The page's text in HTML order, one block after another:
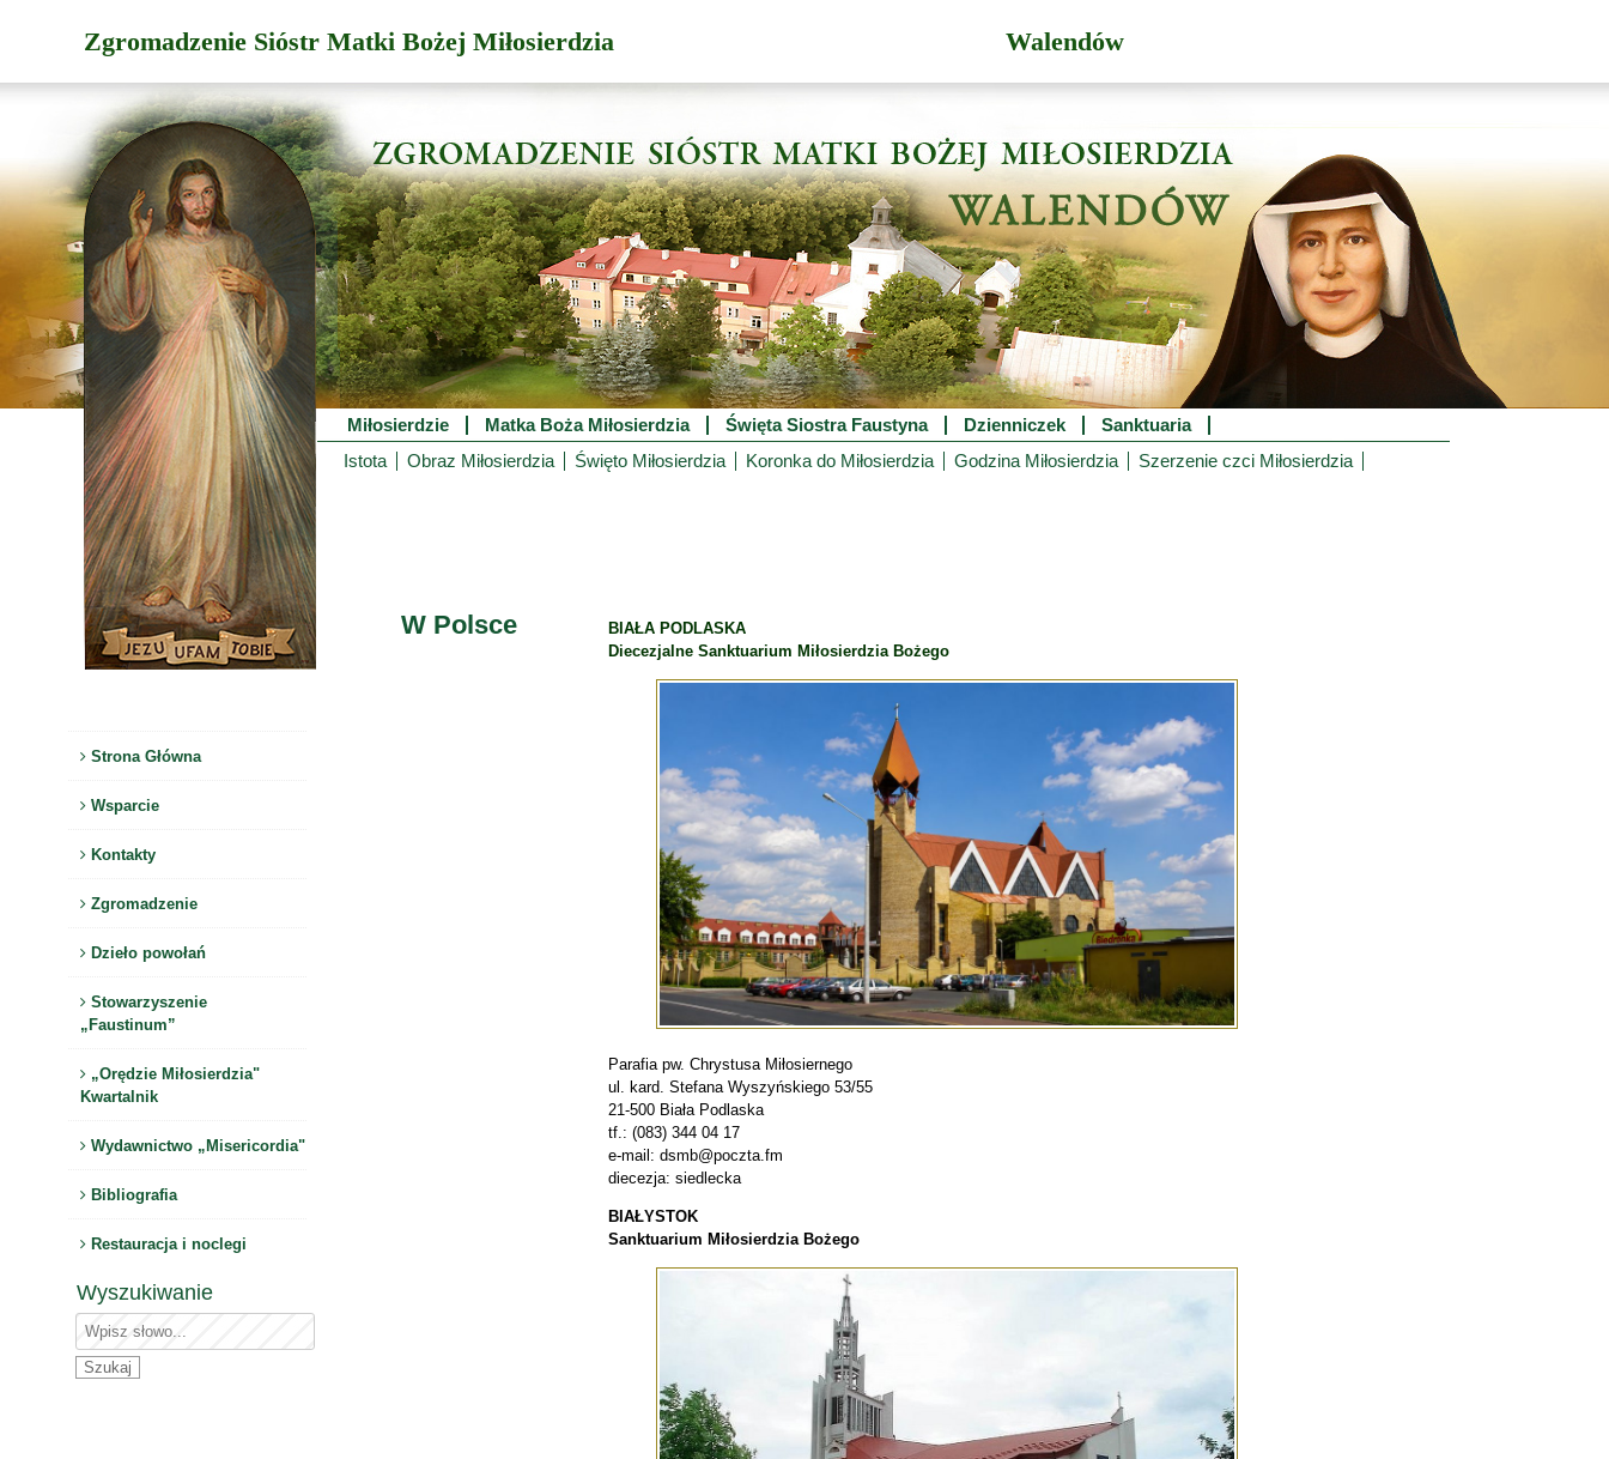
Zgromadzenie Sióstr Matki Bożej Miłosierdzia Walendów
Strona Główna
Wsparcie
Kontakty
Zgromadzenie
Dzieło powołań
Stowarzyszenie
„Faustinum”
„Orędzie Miłosierdzia"
Kwartalnik
Wydawnictwo „Misericordia"
Bibliografia
Restauracja i noclegi
Wyszukiwanie
Miłosierdzie Matka Boża Miłosierdzia Święta Siostra Faustyna Dzienniczek
Sanktuaria
Istota
Obraz Miłosierdzia Święto Miłosierdzia Koronka do Miłosierdzia Godzina Miłosierdzia Szerzenie czci Miłosierdzia
W Polsce
BIAŁA PODLASKA
Diecezjalne Sanktuarium Miłosierdzia Bożego
Parafia pw. Chrystusa Miłosiernego
ul. kard. Stefana Wyszyńskiego 53/55
21-500 Biała Podlaska
tf.: (083) 344 04 17
e-mail: dsmb@poczta.fm
diecezja: siedlecka
BIAŁYSTOK
Sanktuarium Miłosierdzia Bożego